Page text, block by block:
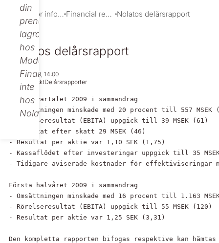
din
prenumeration
lagras
hos
Modular
Finance,
inte
hos
Nolato.
Investor information Financial reports and presentations Nolatos delårsrapport
Nolatos delårsrapport
Jul 21, 2009, 14:00
RegulatorisktDelårsrapporter
Andra kvartalet 2009 i sammandrag
- Omsättningen minskade med 20 procent till 557 MSEK
- Rörelseresultat (EBITA) uppgick till 39 MSEK (61)
- Resultat efter skatt 29 MSEK (46)
- Resultat per aktie var 1,10 SEK (1,75)
- Kassaflödet efter investeringar uppgick till 35
- Tidigare aviserade kostnader för effektiviseringar
Första halvåret 2009 i sammandrag
- Omsättningen minskade med 16 procent till 1.163
- Rörelseresultat (EBITA) uppgick till 55 MSEK (120)
- Resultat per aktie var 1,25 SEK (3,31)
Den kompletta rapporten bifogas respektive kan